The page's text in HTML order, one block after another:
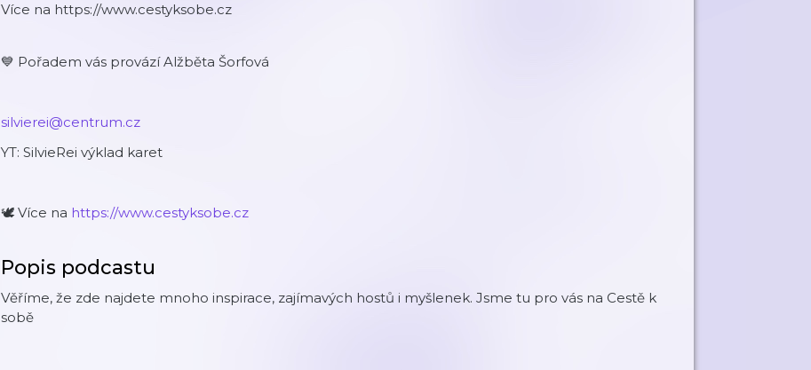
Více na https://www.cestyksobe.cz
💙 Pořadem vás provází Alžběta Šorfová
silvierei@centrum.cz
YT: SilvieRei výklad karet
🕊️ Více na https://www.cestyksobe.cz
Popis podcastu
Věříme, že zde najdete mnoho inspirace, zajímavých hostů i myšlenek. Jsme tu pro vás na Cestě k
sobě